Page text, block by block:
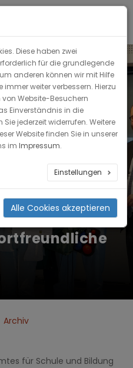
Archiv
für Schule und Bildung
Diese haben zwei
für die grundlegende
anderen können wir mit Hilfe
weiter verbessern. Hierzu
Website-Besuchern
Einverständnis in die
jederzeit widerrufen. Weitere
Website finden Sie in unserer
im Impressum.
Einstellungen
Alle Cookies akzeptieren